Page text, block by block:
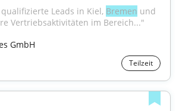
Leads in Kiel, Bremen und
Vertriebsaktivitäten im Bereich..."
GmbH
Teilzeit